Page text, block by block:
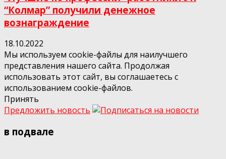
“Колмар” получили денежное
вознаграждение
18.10.2022
Мы используем cookie-файлы для наилучшего
представления нашего сайта. Продолжая
использовать этот сайт, вы соглашаетесь с
использованием cookie-файлов.
Принять
Предложить новость
в подвале